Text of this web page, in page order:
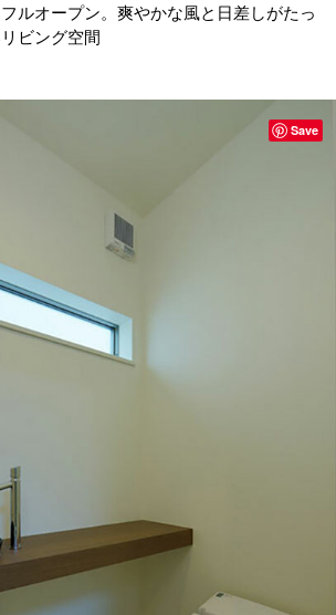
ルオープン。爽やかな風と日差しがたっ
ビング空間
Save